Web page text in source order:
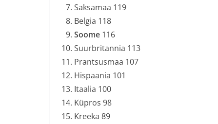
Saksamaa 119
Belgia 118
Soome 116
Suurbritannia 113
Prantsusmaa 107
Hispaania 101
Itaalia 100
Küpros 98
Kreeka 89